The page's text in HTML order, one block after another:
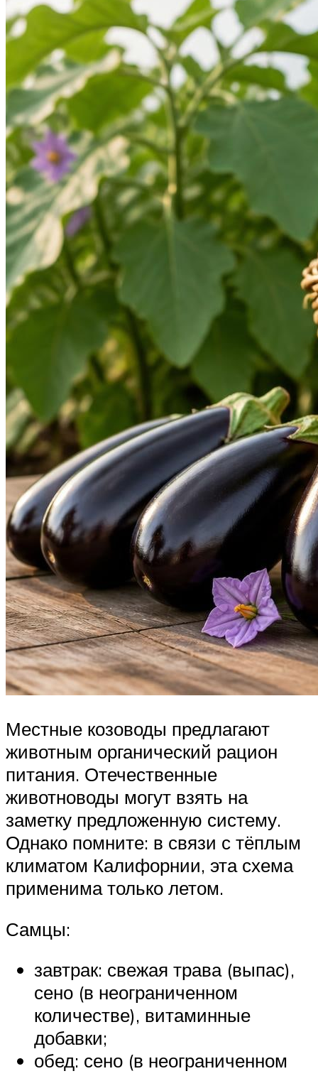
Местные козоводы предлагают
животным органический рацион
питания. Отечественные
животноводы могут взять на
заметку предложенную систему.
Однако помните: в связи с тёплым
климатом Калифорнии, эта схема
применима только летом.
Самцы:
завтрак: свежая трава (выпас),
сено (в неограниченном
количестве), витаминные
добавки;
обед: сено (в неограниченном